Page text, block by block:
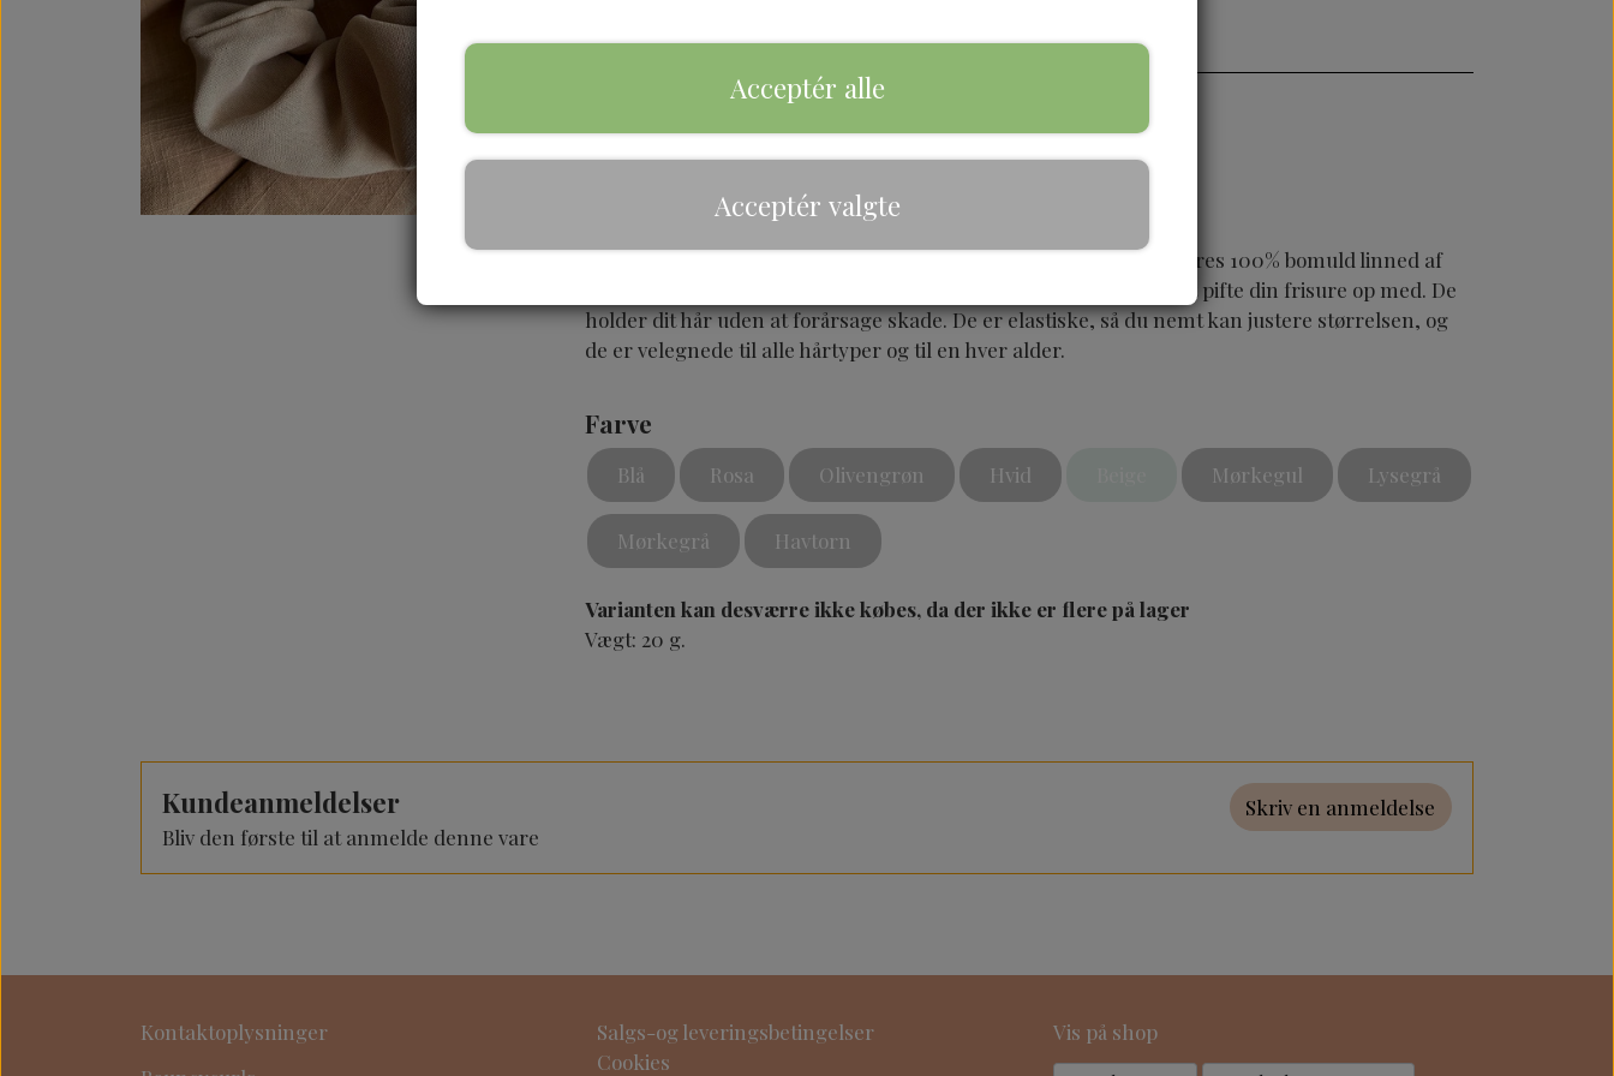
Bouncy Curls
Scrunchies er tilbage! Og de er bedre end nogensinde før, med vores 100% bomuld linned af
højeste kvalitet er du sikret ekstra blødhed og smukke farver til at pifte din frisure op med. De
holder dit hår uden at forårsage skade. De er elastiske, så du nemt kan justere størrelsen, og
de er velegnede til alle hårtyper og til en hver alder.
Farve
Blå Rosa Olivengrøn Hvid Mørkegul Lysegrå
Mørkegrå Havtorn
Varianten kan desværre ikke købes, da der ikke er flere på lager
Vægt: 20 g.
Skriv en anmeldelse
Kundeanmeldelser
Bliv den første til at anmelde denne vare
Kontaktoplysninger
Salgs-og leveringsbetingelser
Cookies
Vis på shop
Acceptér alle
Acceptér valgte